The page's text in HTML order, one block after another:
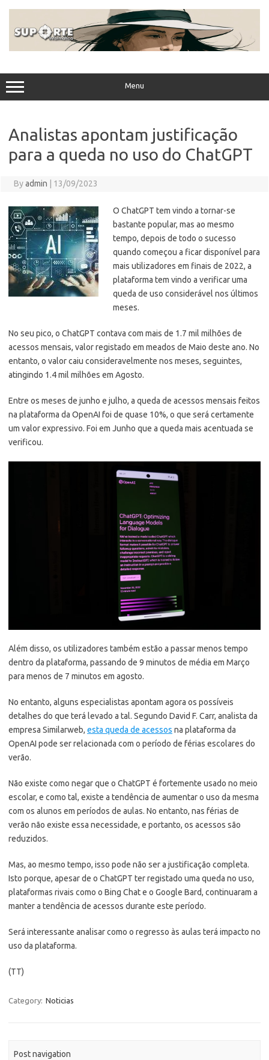
Menu
Analistas apontam justificação
para a queda no uso do ChatGPT
Byadmin 13/09/2023
O ChatGPT tem vindo a tornar-se
bastante popular, mas ao mesmo
tempo, depois de todo o sucesso
quando começou a ficar disponível para
mais utilizadores em finais de 2022, a
plataforma tem vindo a verificar uma
queda de uso considerável nos últimos
meses.
No seu pico, o ChatGPT contava com mais de 1.7 mil milhões de
acessos mensais, valor registado em meados de Maio deste ano. No
entanto, o valor caiu consideravelmente nos meses, seguintes,
atingindo 1.4 mil milhões em Agosto.
Entre os meses de junho e julho, a queda de acessos mensais feitos
na plataforma da OpenAI foi de quase 10%, o que será certamente
um valor expressivo. Foi em Junho que a queda mais acentuada se
verificou.
Além disso, os utilizadores também estão a passar menos tempo
dentro da plataforma, passando de 9 minutos de média em Março
para menos de 7 minutos em agosto.
No entanto, alguns especialistas apontam agora os possíveis
detalhes do que terá levado a tal. Segundo David F. Carr, analista da
empresa Similarweb, esta queda de acessos na plataforma da
OpenAI pode ser relacionada com o período de férias escolares do
verão.
Não existe como negar que o ChatGPT é fortemente usado no meio
escolar, e como tal, existe a tendência de aumentar o uso da mesma
com os alunos em períodos de aulas. No entanto, nas férias de
verão não existe essa necessidade, e portanto, os acessos são
reduzidos.
Mas, ao mesmo tempo, isso pode não ser a justificação completa.
Isto porque, apesar de o ChatGPT ter registado uma queda no uso,
plataformas rivais como o Bing Chat e o Google Bard, continuaram a
manter a tendência de acessos durante este período.
Será interessante analisar como o regresso às aulas terá impacto no
uso da plataforma.
(TT)
Category: Noticias
Post navigation